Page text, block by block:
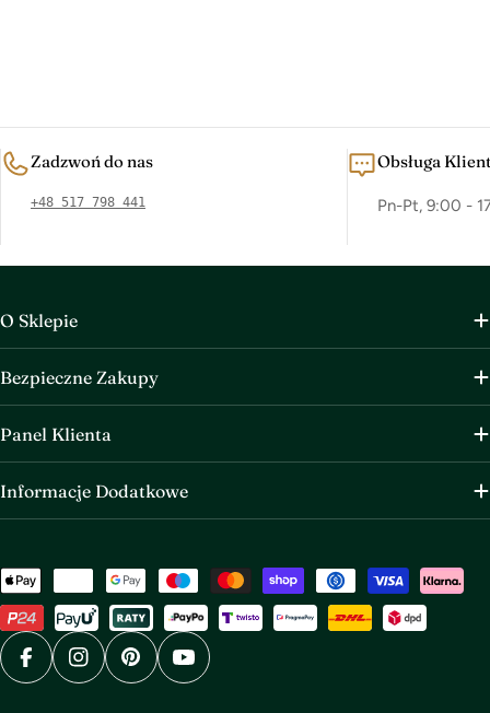
Zadzwoń do nas
+48 517 798 441
Obsługa
Pn-Pt, 9:00 -
O Sklepie
Bezpieczne Zakupy
Panel Klienta
Informacje Dodatkowe
Metody
płatności
FacebookInstagramPinterestYouTube